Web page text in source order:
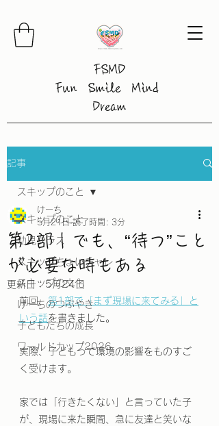
FSMD
Fun Smile Mind
Dream
記事
スキップのこと
幼児クラス
スキップちょいチャレ
スキップの文化
けーちのつぶやき
子どもたちの成長
ワールドカップ2026
スキップのこと
第2部｜でも、“待つ”こと
が必要な時もある
けーち
5月21日 読了時間: 3分
更新日：5月24日
前回、第1部で「まず現場に来てみる」と
いう話を書きました。
実際、子どもって環境の影響をものすご
く受けます。
家では「行きたくない」と言っていた子
が、現場に来た瞬間、急に友達と笑いな